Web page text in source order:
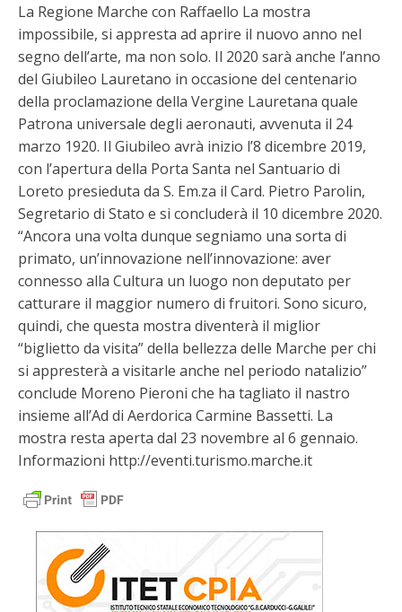
La Regione Marche con Raffaello La mostra
impossibile, si appresta ad aprire il nuovo anno nel
segno dell’arte, ma non solo. Il 2020 sarà anche l’anno
del Giubileo Lauretano in occasione del centenario
della proclamazione della Vergine Lauretana quale
Patrona universale degli aeronauti, avvenuta il 24
marzo 1920. Il Giubileo avrà inizio l’8 dicembre 2019,
con l’apertura della Porta Santa nel Santuario di
Loreto presieduta da S. Em.za il Card. Pietro Parolin,
Segretario di Stato e si concluderà il 10 dicembre 2020.
“Ancora una volta dunque segniamo una sorta di
primato, un’innovazione nell’innovazione: aver
connesso alla Cultura un luogo non deputato per
catturare il maggior numero di fruitori. Sono sicuro,
quindi, che questa mostra diventerà il miglior
“biglietto da visita” della bellezza delle Marche per chi
si appresterà a visitarle anche nel periodo natalizio”
conclude Moreno Pieroni che ha tagliato il nastro
insieme all’Ad di Aerdorica Carmine Bassetti. La
mostra resta aperta dal 23 novembre al 6 gennaio.
Informazioni http://eventi.turismo.marche.it